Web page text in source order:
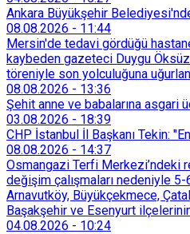
Ankara Büyükşehir
08.08.2026 - 11:44
Mersin'de tedavi gördüğü
kaybeden gazeteci Duygu
töreniyle son yolculuğuna
08.08.2026 - 13:36
Şehit anne ve babalarına asgari
03.08.2026 - 18:39
CHP İstanbul İl Başkanı Tekin:
08.08.2026 - 14:37
Osmangazi Terfi Merkezi’ndeki
değişim çalışmaları nedeniyle
Arnavutköy, Büyükçekmece,
Başakşehir ve Esenyurt
süreyle su verilemeyecek.
04.08.2026 - 10:24